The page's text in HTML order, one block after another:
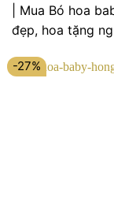
| Mua Bó hoa
đẹp, hoa tặng
-27%